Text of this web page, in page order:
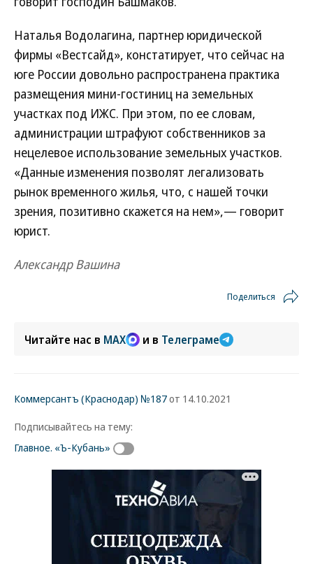
Наталья Водолагина, партнер юридической
фирмы «Вестсайд», констатирует, что сейчас на
юге России довольно распространена практика
размещения мини-гостиниц на земельных
участках под ИЖС. При этом, по ее словам,
администрации штрафуют собственников за
нецелевое использование земельных участков.
«Данные изменения позволят легализовать
рынок временного жилья, что, с нашей точки
зрения, позитивно скажется на нем»,— говорит
юрист.
Александр Вашина
Поделиться
Читайте нас в MAX и в Телеграме
Коммерсантъ (Краснодар) №187от 14.10.2021
Подписывайтесь на тему:
Главное. «Ъ-Кубань»